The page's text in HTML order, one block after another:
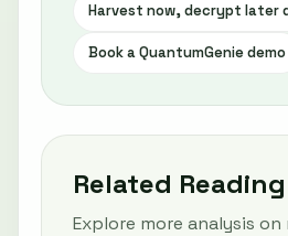
Harvest now, decrypt later
Book a QuantumGenie demo
Related Reading
Explore more analysis